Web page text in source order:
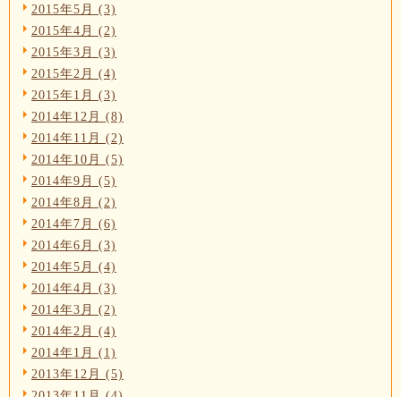
2015年5月 (3)
2015年4月 (2)
2015年3月 (3)
2015年2月 (4)
2015年1月 (3)
2014年12月 (8)
2014年11月 (2)
2014年10月 (5)
2014年9月 (5)
2014年8月 (2)
2014年7月 (6)
2014年6月 (3)
2014年5月 (4)
2014年4月 (3)
2014年3月 (2)
2014年2月 (4)
2014年1月 (1)
2013年12月 (5)